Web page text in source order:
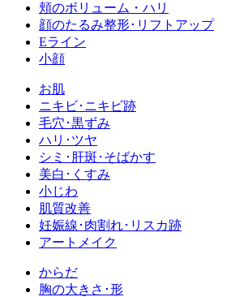
頬のボリューム・ハリ
顔のたるみ整形･リフトアップ
Eライン
小顔
お肌
ニキビ･ニキビ跡
毛穴･黒ずみ
ハリ･ツヤ
シミ･肝斑･そばかす
美白･くすみ
小じわ
肌質改善
妊娠線･肉割れ･リスカ跡
アートメイク
からだ
胸の大きさ･形